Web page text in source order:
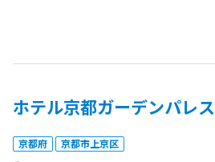
ホテル京都ガーデンパレス
京都府 京都市上京区